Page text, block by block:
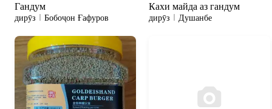
Гандум
дирӯз Бобоҷон Ғафуров
Кахи майда аз гандум
дирӯз Душанбе